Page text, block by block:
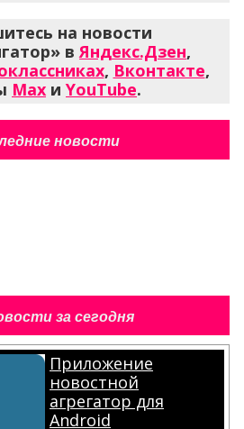
на новости
вЯндекс.Дзен,
, Вконтакте,
Max и YouTube.
новости
за сегодня
Приложение
новостной
агрегатор для
Android